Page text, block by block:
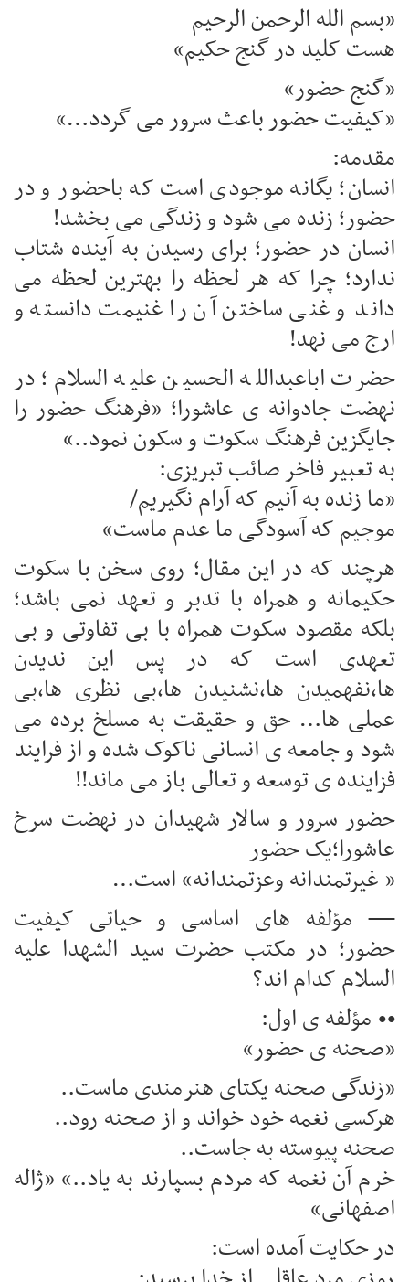
«بسم الله الرحمن الرحیم
هست کلید در گنج حکیم»
«گنج حضور»
«کیفیت حضور باعث سرور می گردد…»
مقدمه:
انسان؛ یگانه موجودی است که باحضور و در
حضور؛ زنده می شود و زندگی می بخشد!
انسان در حضور؛ برای رسیدن به آینده شتاب
ندارد؛ چرا که هر لحظه را بهترین لحظه می
داند و غنی ساختن آن را غنیمت دانسته و
ارج می نهد!
حضرت اباعبدالله الحسین علیه السلام؛ در
نهضت جادوانه ی عاشورا؛ «فرهنگ حضور را
جایگزین فرهنگ سکوت و سکون نمود..»
به تعبیر فاخر صائب تبریزی:
«ما زنده به آنیم که آرام نگیریم/
موجیم که آسودگی ما عدم ماست»
هرچند که در این مقال؛ روی سخن با سکوت
حکیمانه و همراه با تدبر و تعهد نمی باشد؛
بلکه مقصود سکوت همراه با بی تفاوتی و بی
تعهدی است که در پس این ندیدن
ها،نفهمیدن ها،نشنیدن ها،بی نظری ها،بی
عملی ها… حق و حقیقت به مسلخ برده می
شود و جامعه ی انسانی ناکوک شده و از فرایند
فزاینده ی توسعه و تعالی باز می ماند!!
حضور سرور و سالار شهیدان در نهضت سرخ
عاشورا؛یک حضور
« غیرتمندانه وعزتمندانه» است…
— مؤلفه های اساسی و حیاتی کیفیت
حضور؛ در مکتب حضرت سید الشهدا علیه
السلام کدام اند؟
•• مؤلفه ی اول:
«صحنه ی حضور»
«زندگی صحنه یکتای هنرمندی ماست..
هرکسی نغمه خود خواند و از صحنه رود..
صحنه پیوسته به جاست..
خرم آن نغمه که مردم بسپارند به یاد..» «ژاله
اصفهانی»
در حکایت آمده است: